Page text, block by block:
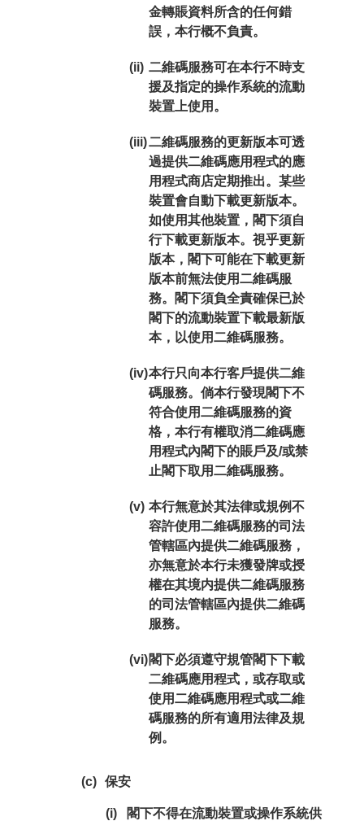
金轉賬資料所含的任何錯
誤，本行概不負責。
(ii) 二維碼服務可在本行不時支
援及指定的操作系統的流動
裝置上使用。
(iii)二維碼服務的更新版本可透
過提供二維碼應用程式的應
用程式商店定期推出。某些
裝置會自動下載更新版本。
如使用其他裝置，閣下須自
行下載更新版本。視乎更新
版本，閣下可能在下載更新
版本前無法使用二維碼服
務。
閣下須負全責確保已於
閣下的流動裝置下載最新版
本，以使用二維碼服務。
(iv)本行只向本行客戶提供二維
碼服務。倘本行發現閣下不
符合使用二維碼服務的資
格，本行有權取消二維碼應
用程式內閣下的賬戶及/或禁
止閣下取用二維碼服務。
(v) 本行無意於其法律或規例不
容許使用二維碼服務的司法
管轄區內提供二維碼服務，
亦無意於本行未獲發牌或授
權在其境内提供二維碼服務
的司法管轄區內提供二維碼
服務。
(vi)閣下必須遵守規管閣下下載
二維碼應用程式，或存取或
使用二維碼應用程式或二維
碼服務的所有適用法律及規
例。
(c) 保安
(i)
閣下不得在流動裝置或操作系統供